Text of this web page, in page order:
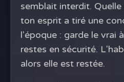
semblait interdit.
ton esprit a tiré une
l'époque : garde le vrai
restes en sécurité.
alors elle est restée.